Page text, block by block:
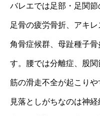
バレエでは足部・足関
足骨の疲労骨折、アキ
角骨症候群、母趾種子
す。腰では分離症、股
筋の滑走不全が起こりや
見落としがちなのは神